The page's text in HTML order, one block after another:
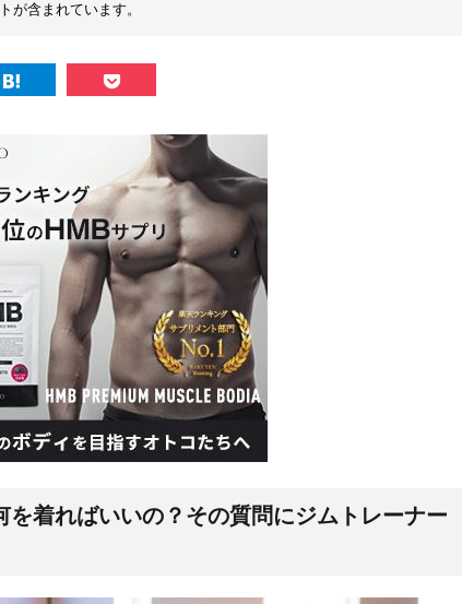
が含まれています。
を着ればいいの？その質問にジムトレーナー